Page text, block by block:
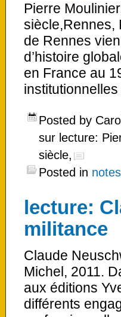
Pierre
siècle,Rennes,
de Rennes
d’histoire
en France au
Posted by
sur lecture:
siècle,
Posted in
lecture:
militance
Claude
Michel, 2011.
aux éditions
différents